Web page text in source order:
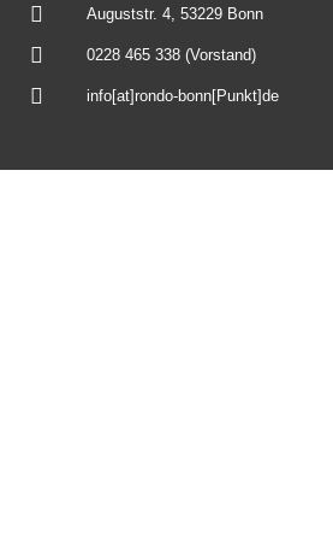
Auguststr. 4, 53229 Bonn
0228 465 338 (Vorstand)
info[at]rondo-bonn[Punkt]de